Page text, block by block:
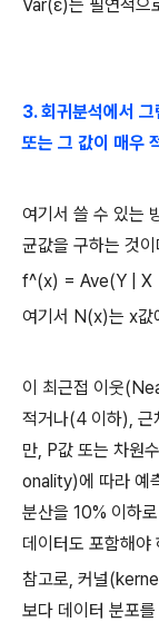
Var(ε)는 필연적으
3.회귀분석에서
또는 그 값이 매우
여기서 쓸 수 있는
균값을 구하는 것
f^(x) = Ave(Y | X
여기서 N(x)는 x값
이 최근접 이웃
적거나(4 이하), 근
만, P값 또는 차원
onality)에 따라 예
분산을 10% 이하
데이터도 포함해야
참고로, 커널
보다 데이터 분포